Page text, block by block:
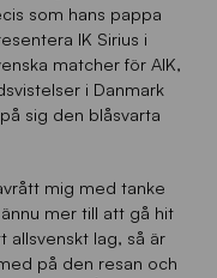
som hans pappa
IK Sirius i
matcher för AIK,
i Danmark
sig den blåsvarta
mig med tanke
mer till att gå hit
allsvenskt lag, så är
på den resan och